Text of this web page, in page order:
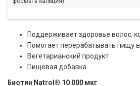
Поддерживает здоровье волос,
Помогает перерабатывать пищу
Вегетарианский продукт
Пищевая добавка
Биотин Natrol® 10 000 мкг